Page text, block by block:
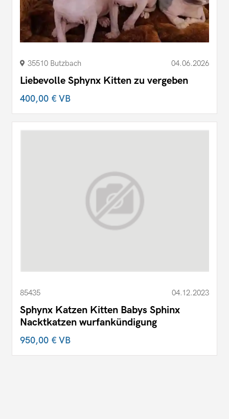
35510 Butzbach 04.06.2026
Liebevolle Sphynx Kitten zu vergeben
400,00 €VB
85435 04.12.2023
Sphynx Katzen Kitten Babys Sphinx
Nacktkatzen wurfankündigung
950,00 €VB